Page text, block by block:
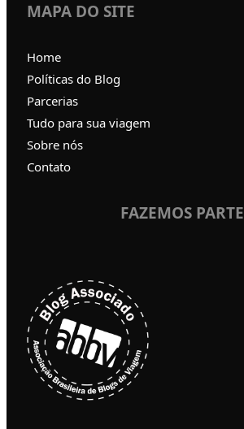
MAPA DO SITE
Home
Políticas do Blog
Parcerias
Tudo para sua viagem
Sobre nós
Contato
FAZEMOS PARTE